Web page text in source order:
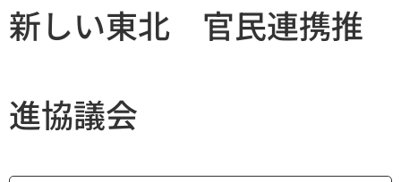
新しい東北 官民連携推
進協議会